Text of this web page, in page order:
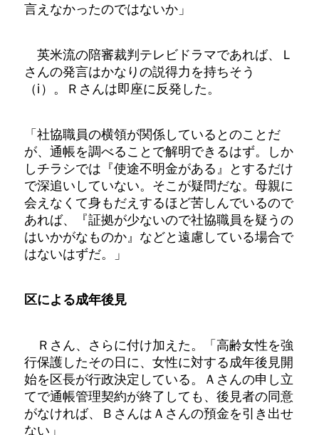
言えなかったのではないか」
英米流の陪審裁判テレビドラマであれば、Ｌ
さんの発言はかなりの説得力を持ちそう
（ⅰ）。Ｒさんは即座に反発した。
「社協職員の横領が関係しているとのことだ
が、通帳を調べることで解明できるはず。しか
しチラシでは『使途不明金がある』とするだけ
で深追いしていない。そこが疑問だな。母親に
会えなくて身もだえするほど苦しんでいるので
あれば、『証拠が少ないので社協職員を疑うの
はいかがなものか』などと遠慮している場合で
はないはずだ。」
区による成年後見
Ｒさん、さらに付け加えた。「高齢女性を強
行保護したその日に、女性に対する成年後見開
始を区長が行政決定している。Ａさんの申し立
てで通帳管理契約が終了しても、後見者の同意
がなければ、ＢさんはＡさんの預金を引き出せ
ない」